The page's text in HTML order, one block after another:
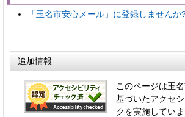
「玉名市安心メール」に登録しませんか
追加情報
このページは玉
基づいたアクセ
クを実施していま